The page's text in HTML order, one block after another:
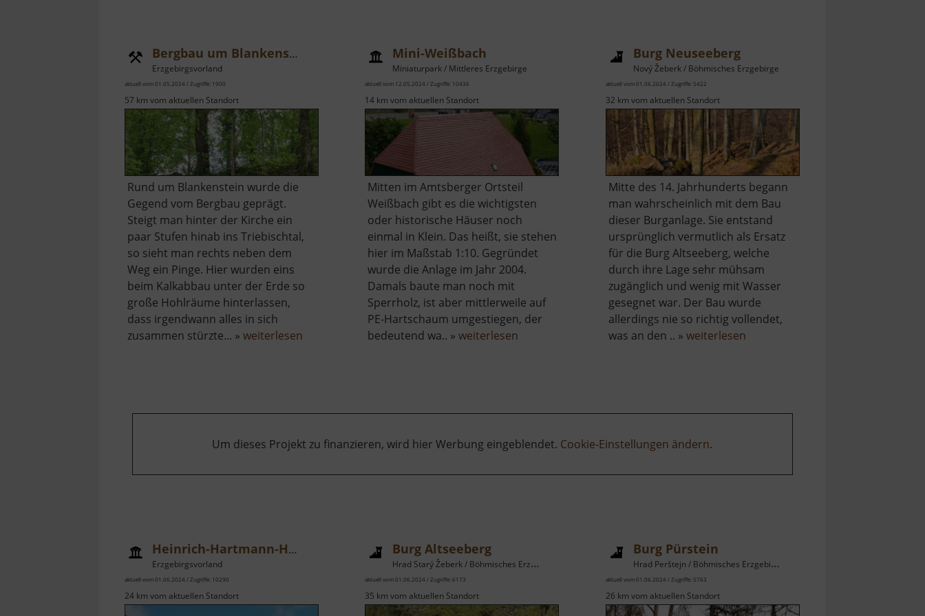
Bergbau um Blankenstein
Erzgebirgsvorland
aktuell vom 01.05.2024 / Zugriffe: 1900
57 km vom aktuellen Standort
Rund um Blankenstein wurde die
Gegend vom Bergbau geprägt.
Steigt man hinter der Kirche ein
paar Stufen hinab ins Triebischtal,
so sieht man rechts neben dem
Weg ein Pinge. Hier wurden eins
beim Kalkabbau unter der Erde so
große Hohlräume hinterlassen,
dass irgendwann alles in sich
zusammen stürzte... » weiterlesen
Mini-Weißbach
Miniaturpark / Mittleres Erzgebirge
aktuell vom 12.05.2024 / Zugriffe: 10436
14 km vom aktuellen Standort
Mitten im Amtsberger Ortsteil
Weißbach gibt es die wichtigsten
oder historische Häuser noch
einmal in Klein. Das heißt, sie stehen
hier im Maßstab 1:10. Gegründet
wurde die Anlage im Jahr 2004.
Damals baute man noch mit
Sperrholz, ist aber mittlerweile auf
PE-Hartschaum umgestiegen, der
bedeutend wa.. »weiterlesen
Burg Neuseeberg
Nový Žeberk / Böhmisches Erzgebirge
aktuell vom 01.06.2024 / Zugriffe: 5422
32 km vom aktuellen Standort
Mitte des 14. Jahrhunderts begann
man wahrscheinlich mit dem Bau
dieser Burganlage. Sie entstand
ursprünglich vermutlich als Ersatz
für die Burg Altseeberg, welche
durch ihre Lage sehr mühsam
zugänglich und wenig mit Wasser
gesegnet war. Der Bau wurde
allerdings nie so richtig vollendet,
was an den .. » weiterlesenüber
Um dieses Projekt zu finanzieren, wird hier Werbung eingeblendet. Cookie-Einstellungen ändern.
Heinrich-Hartmann-Haus
Erzgebirgsvorland
aktuell vom 01.06.2024 / Zugriffe: 10290
24 km vom aktuellen Standort
Burg Altseeberg
Hrad Starý Žeberk / Böhmisches Erzgebirge
aktuell vom 01.06.2024 / Zugriffe: 6173
35 km vom aktuellen Standort
Burg Pürstein
Hrad Perštejn / Böhmisches Erzgebirge
aktuell vom 01.06.2024 / Zugriffe: 5763
26 km vom aktuellen Standort